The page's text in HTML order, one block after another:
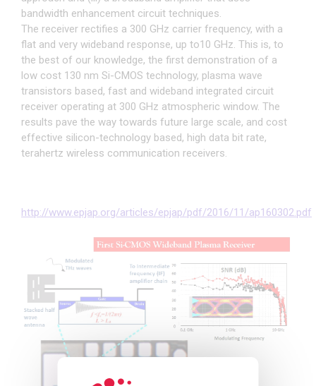
bandwidth enhancement circuit techniques.
The receiver rectifies a 300 GHz carrier frequency, with a
flat and very wideband response, up to10 GHz. This is, to
the best of our knowledge, the first demonstration of a
low cost 130 nm Si-CMOS technology, plasma wave
transistors based, fast and wideband integrated circuit
receiver operating at 300 GHz atmospheric window. The
results pave the way towards future large scale, and cost
effective silicon-technology based, high data bit rate,
terahertz wireless communication receivers.
http://www.epjap.org/articles/epjap/pdf/2016/11/ap160302.pdf